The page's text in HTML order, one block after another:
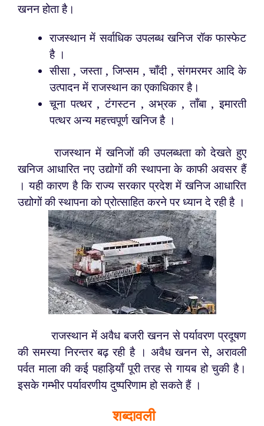
खनन होता है।
राजस्थान में सर्वाधिक उपलब्ध खनिज रॉक फास्फेट
है ।
सीसा , जस्ता , जिप्सम , चाँदी , संगमरमर आदि के
उत्पादन में राजस्थान का एकाधिकार है।
चूना पत्थर , टंगस्टन , अभ्रक , ताँबा , इमारती
पत्थर अन्य महत्त्वपूर्ण खनिज है ।
राजस्थान में खनिजों की उपलब्धता को देखते हुए
खनिज आधारित नए उद्योगों की स्थापना के काफी अवसर हैं
। यही कारण है कि राज्य सरकार प्रदेश में खनिज आधारित
उद्योगों की स्थापना को प्रोत्साहित करने पर ध्यान दे रही है ।
राजस्थान में अवैध बजरी खनन से पर्यावरण प्रदूषण
की समस्या निरन्तर बढ़ रही है । अवैध खनन से, अरावली
पर्वत माला की कई पहाड़ियाँ पूरी तरह से गायब हो चुकी है।
इसके गम्भीर पर्यावरणीय दुष्परिणाम हो सकते हैं ।
शब्दावली